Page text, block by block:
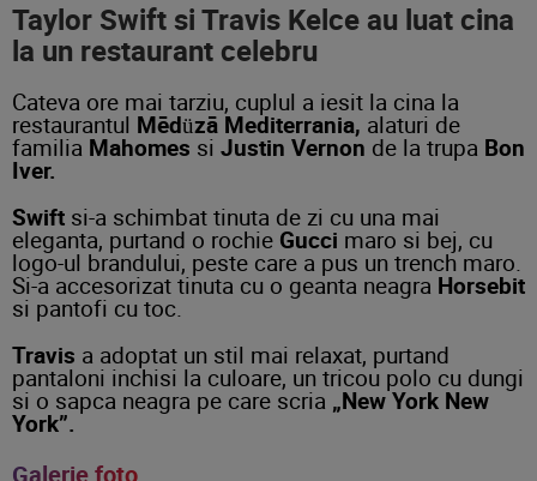
Taylor Swift si Travis Kelce au luat cina
la un restaurant celebru
Cateva ore mai tarziu, cuplul a iesit la cina la
restaurantul Mēdüzā Mediterrania, alaturi de
familia Mahomes si Justin Vernon de la trupa Bon
Iver.
Swift si-a schimbat tinuta de zi cu una mai
eleganta, purtand o rochie Gucci maro si bej, cu
logo-ul brandului, peste care a pus un trench maro.
Si-a accesorizat tinuta cu o geanta neagra Horsebit
si pantofi cu toc.
Travis a adoptat un stil mai relaxat, purtand
pantaloni inchisi la culoare, un tricou polo cu dungi
si o sapca neagra pe care scria „New York New
York”.
Galerie foto